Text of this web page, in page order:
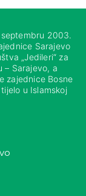
2003.
Sarajevo
„Jedileri“ za
– Sarajevo, a
zajednice Bosne
u Islamskoj